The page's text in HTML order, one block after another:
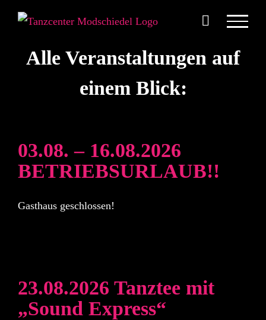
Zum
Alle Veranstaltungen auf
einem Blick:
03.08. – 16.08.2026
BETRIEBSURLAUB!!
Gasthaus geschlossen!
23.08.2026 Tanztee mit
„Sound Express“